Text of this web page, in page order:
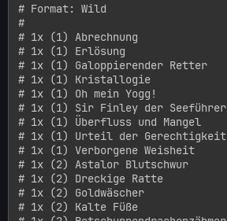
# Format: Wild
#
# 1x (1) Abrechnung
# 1x (1) Erlösung
# 1x (1) Galoppierender Retter
# 1x (1) Kristallogie
# 1x (1) Oh mein Yogg!
# 1x (1) Sir Finley der Seeführer
# 1x (1) Überfluss und Mangel
# 1x (1) Urteil der Gerechtigkeit
# 1x (1) Verborgene Weisheit
# 1x (2) Astalor Blutschwur
# 1x (2) Dreckige Ratte
# 1x (2) Goldwäscher
# 1x (2) Kalte Füße